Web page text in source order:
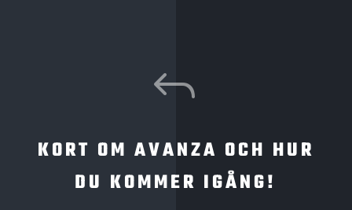
J
KORT OM AVANZA OCH HUR
DU KOMMER IGÅNG!